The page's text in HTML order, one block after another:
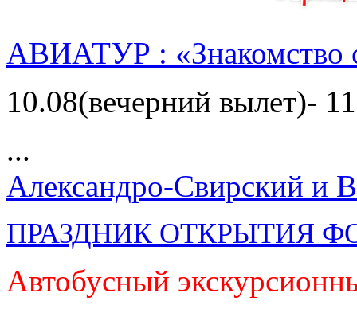
АВИАТУР : «Знакомство
10.08(вечерний вылет)-
...
Александро-Свирский и
ПРАЗДНИК ОТКРЫТИЯ
Автобусный